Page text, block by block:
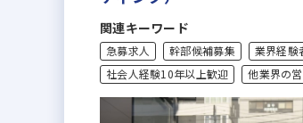
関連キーワード
急募求人 幹部候補募集
業界経験
社会人経験10年以上歓迎
他業界の